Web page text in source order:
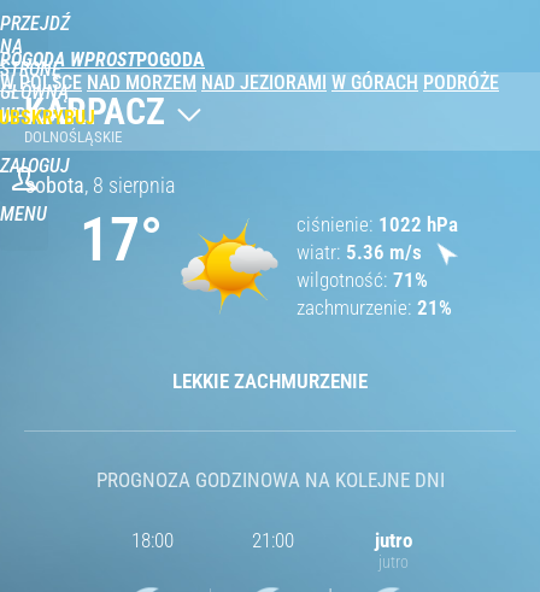
PRZEJDŹ
NA
STRONĘ
GŁÓWNĄ
WPROST.PL
POGODA WPROST
W POLSCE NAD MORZEM NAD JEZIORAMI W GÓRACH PODRÓŻE
ZALOGUJ
MENU
KARPACZ
DOLNOŚLĄSKIE
sobota, 8 sierpnia
LEKKIE ZACHMURZENIE
17° ciśnienie 1022 hPa
wiatr 5.36 m/s
wilgotność 71 %
zachmurzenie 21 %
18:00 21:00 jutro
jutro